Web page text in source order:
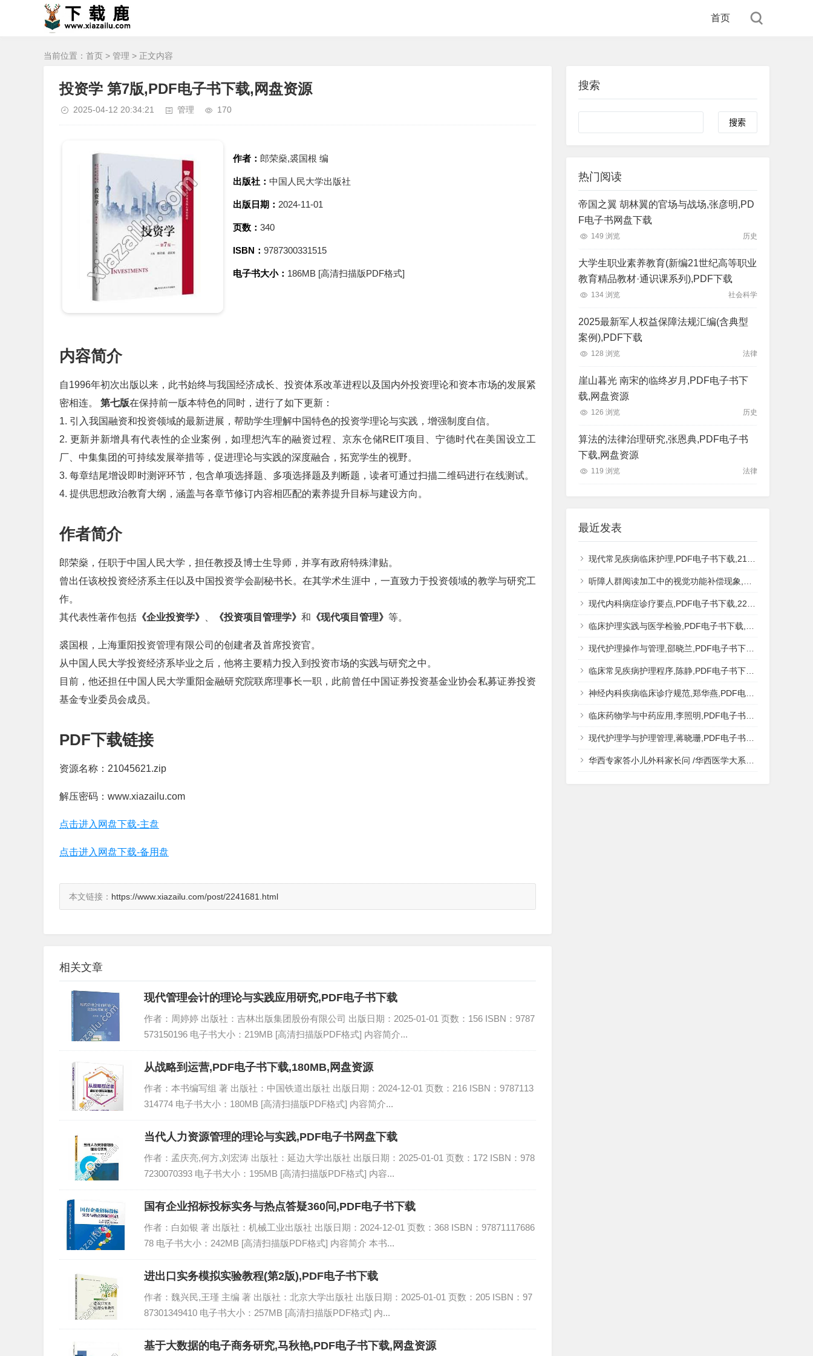
首页
当前位置： 首页 > 管理 > 正文内容
投资学 第7版,PDF电子书下载,网盘资源
2025-04-12 20:34:21 管理 170
作者： 郎荣燊,裘国根 编
出版社： 中国人民大学出版社
出版日期： 2024-11-01
页数： 340
ISBN： 9787300331515
电子书大小： 186MB [高清扫描版PDF格式]
内容简介
自1996年初次出版以来，此书始终与我国经济成长、投资体系改革进程以及国内外投资理论和资本市场的发展紧
密相连。 第七版在保持前一版本特色的同时，进行了如下更新：
1. 引入我国融资和投资领域的最新进展，帮助学生理解中国特色的投资学理论与实践，增强制度自信。
2. 更新并新增具有代表性的企业案例，如理想汽车的融资过程、京东仓储REIT项目、宁德时代在美国设立工
厂、中集集团的可持续发展举措等，促进理论与实践的深度融合，拓宽学生的视野。
3. 每章结尾增设即时测评环节，包含单项选择题、多项选择题及判断题，读者可通过扫描二维码进行在线测试。
4. 提供思想政治教育大纲，涵盖与各章节修订内容相匹配的素养提升目标与建设方向。
作者简介
郎荣燊，任职于中国人民大学，担任教授及博士生导师，并享有政府特殊津贴。
曾出任该校投资经济系主任以及中国投资学会副秘书长。在其学术生涯中，一直致力于投资领域的教学与研究工
作。
其代表性著作包括 《企业投资学》 《投资项目管理学》 和 《现代项目管理》 等。
裘国根，上海重阳投资管理有限公司的创建者及首席投资官。
从中国人民大学投资经济系毕业之后，他将主要精力投入到投资市场的实践与研究之中。
目前，他还担任中国人民大学重阳金融研究院联席理事长一职，此前曾任中国证券投资基金业协会私募证券投资
基金专业委员会成员。
PDF下载链接
资源名称：21045621.zip
解压密码：www.xiazailu.com
点击进入网盘下载-主盘
点击进入网盘下载-备用盘
本文链接： https://www.xiazailu.com/post/2241681.html
相关文章
现代管理会计的理论与实践应用研究,PDF电子书下载
作者：周婷婷 出版社：吉林出版集团股份有限公司 出版日期：2025-01-01 页数：156 ISBN：9787
573150196 电子书大小：219MB [高清扫描版PDF格式] 内容简介...
从战略到运营,PDF电子书下载,180MB,网盘资源
作者：本书编写组 著 出版社：中国铁道出版社 出版日期：2024-12-01 页数：216 ISBN：9787113
314774 电子书大小：180MB [高清扫描版PDF格式] 内容简介...
当代人力资源管理的理论与实践,PDF电子书网盘下载
作者：孟庆亮,何方,刘宏涛 出版社：延边大学出版社 出版日期：2025-01-01 页数：172 ISBN：978
7230070393 电子书大小：195MB [高清扫描版PDF格式] 内容...
国有企业招标投标实务与热点答疑360问,PDF电子书下载
作者：白如银 著 出版社：机械工业出版社 出版日期：2024-12-01 页数：368 ISBN：97871117686
78 电子书大小：242MB [高清扫描版PDF格式] 内容简介 本书...
进出口实务模拟实验教程(第2版),PDF电子书下载
作者：魏兴民,王瑾 主编 著 出版社：北京大学出版社 出版日期：2025-01-01 页数：205 ISBN：97
87301349410 电子书大小：257MB [高清扫描版PDF格式] 内...
基于大数据的电子商务研究,马秋艳,PDF电子书下载,网盘资源
搜索
Search
热门阅读
帝国之翼 胡林翼的官场与战场,张彦明,PD
F电子书网盘下载
149 浏览 历史
大学生职业素养教育(新编21世纪高等职业
教育精品教材·通识课系列),PDF下载
134 浏览 社会科学
2025最新军人权益保障法规汇编(含典型
案例),PDF下载
128 浏览 法律
崖山暮光 南宋的临终岁月,PDF电子书下
载,网盘资源
126 浏览 历史
算法的法律治理研究,张恩典,PDF电子书
下载,网盘资源
119 浏览 法律
最近发表
现代常见疾病临床护理,PDF电子书下载,217MB,网盘资源
听障人群阅读加工中的视觉功能补偿现象,秦钊,PDF电子书下载,网盘资源
现代内科病症诊疗要点,PDF电子书下载,223MB,网盘资源
临床护理实践与医学检验,PDF电子书下载,193MB,网盘资源
现代护理操作与管理,邵晓兰,PDF电子书下载,242MB,网盘资源
临床常见疾病护理程序,陈静,PDF电子书下载,185MB,网盘资源
神经内科疾病临床诊疗规范,郑华燕,PDF电子书下载,188MB,网盘资源
临床药物学与中药应用,李照明,PDF电子书下载,202MB,网盘资源
现代护理学与护理管理,蒋晓珊,PDF电子书下载,223MB,网盘资源
华西专家答小儿外科家长问 /华西医学大系?医学科普,PDF电子书网盘下载